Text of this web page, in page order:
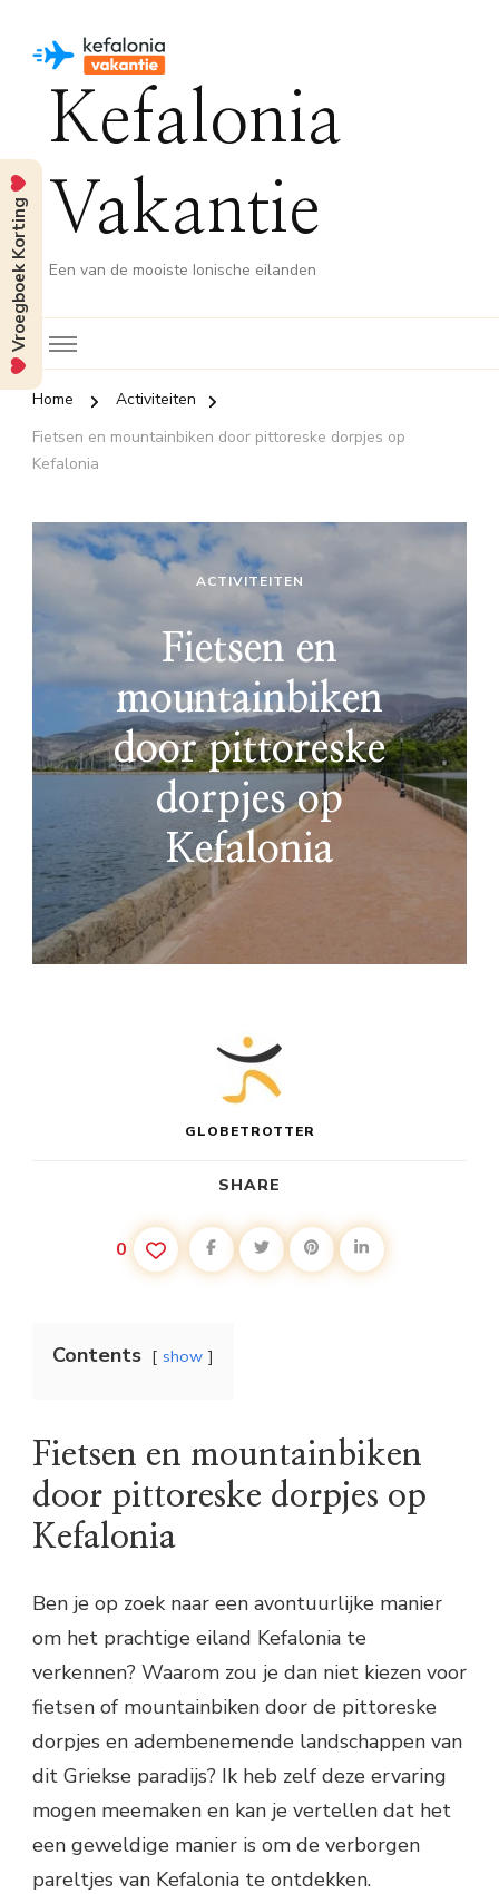
Kefalonia
Vakantie
Een van de mooiste Ionische eilanden
Home
Activiteiten
Fietsen en mountainbiken door pittoreske dorpjes op
Kefalonia
ACTIVITEITEN
Fietsen en
mountainbiken
door pittoreske
dorpjes op
Kefalonia
GLOBETROTTER
SHARE
0
Contents show
Fietsen en mountainbiken
door pittoreske dorpjes op
Kefalonia
Ben je op zoek naar een avontuurlijke manier
om het prachtige eiland Kefalonia te
verkennen? Waarom zou je dan niet kiezen voor
fietsen of mountainbiken door de pittoreske
dorpjes en adembenemende landschappen van
dit Griekse paradijs? Ik heb zelf deze ervaring
mogen meemaken en kan je vertellen dat het
een geweldige manier is om de verborgen
pareltjes van Kefalonia te ontdekken.
Vroegboek Korting